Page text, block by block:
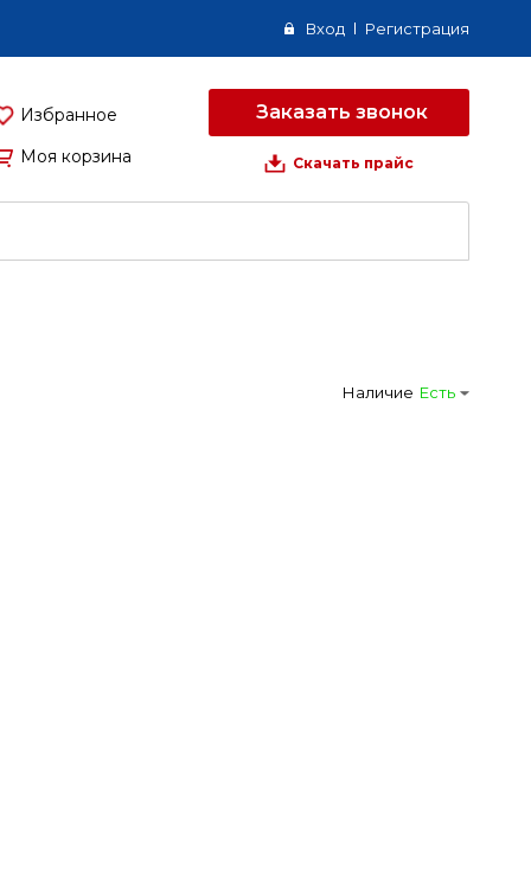
Вход Регистрация
Избранное
Моя корзина
Заказать звонок
Скачать прайс
Наличие Есть